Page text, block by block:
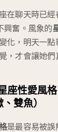
在聊天時已
奮。風象的
化，明天一
，才會讓她們
座性愛風
雙魚）
是最容易被誤